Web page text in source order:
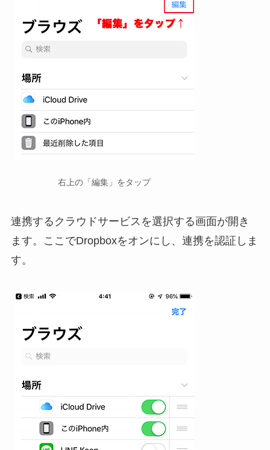
右上の「編集」をタップ
連携するクラウドサービスを選択する画面が開き
ます。ここでDropboxをオンにし、連携を認証しま
す。